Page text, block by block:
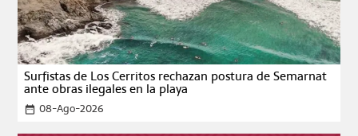
Surfistas de Los Cerritos rechazan postura de Semarnat
ante obras ilegales en la playa
date_range 08-Ago-2026